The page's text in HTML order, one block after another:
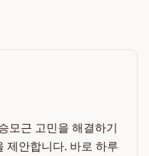
모근 고민을 해결하기
제안합니다. 바로 하루